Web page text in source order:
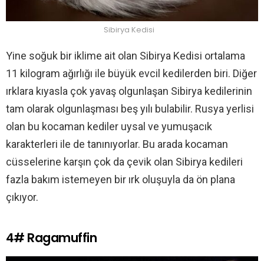
Sibirya Kedisi
Yine soğuk bir iklime ait olan Sibirya Kedisi ortalama
11 kilogram ağırlığı ile büyük evcil kedilerden biri. Diğer
ırklara kıyasla çok yavaş olgunlaşan Sibirya kedilerinin
tam olarak olgunlaşması beş yılı bulabilir. Rusya yerlisi
olan bu kocaman kediler uysal ve yumuşacık
karakterleri ile de tanınıyorlar. Bu arada kocaman
cüsselerine karşın çok da çevik olan Sibirya kedileri
fazla bakım istemeyen bir ırk oluşuyla da ön plana
çıkıyor.
4# Ragamuffin